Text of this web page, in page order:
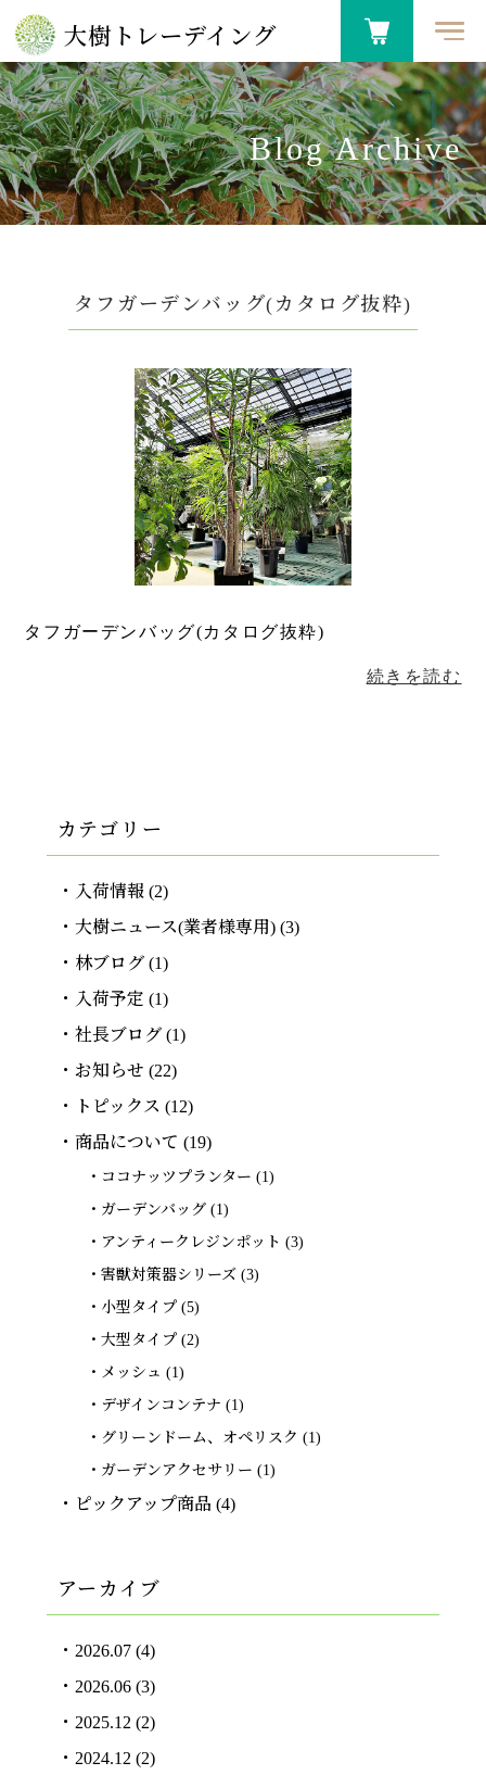
大樹トレーデイング
Blog Archive
タフガーデンバッグ(カタログ抜粋)
タフガーデンバッグ(カタログ抜粋)
続きを読む
カテゴリー
入荷情報 (2)
大樹ニュース(業者様専用)(3)
林ブログ(1)
入荷予定 (1)
社長ブログ(1)
お知らせ (22)
トピックス (12)
商品について (19)
ココナッツプランター (1)
ガーデンバッグ(1)
アンティークレジンポット (3)
害獣対策器シリーズ(3)
小型タイプ(5)
大型タイプ(2)
メッシュ (1)
デザインコンテナ (1)
グリーンドーム、オペリスク (1)
ガーデンアクセサリー (1)
ピックアップ商品 (4)
アーカイブ
2026.07(4)
2026.06(3)
2025.12 (2)
2024.12 (2)